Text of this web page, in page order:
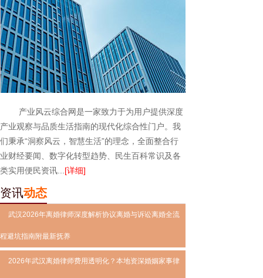
产业风云综合网是一家致力于为用户提供深度
产业观察与品质生活指南的现代化综合性门户。我
们秉承“洞察风云，智慧生活”的理念，全面整合行
业财经要闻、数字化转型趋势、民生百科常识及各
类实用便民资讯... [详细]
资讯动态
武汉2026年离婚律师深度解析协议离婚与诉讼离婚全流
程避坑指南附最新抚养
2026年武汉离婚律师费用透明化？本地资深婚姻家事律